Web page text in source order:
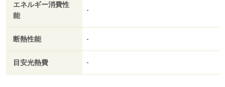
エネルギー消費性
能
-
断熱性能 -
目安光熱費 -